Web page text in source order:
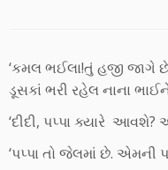
‘કમલ ભઈલા!તું હજી જાગે
ડૂસકાં ભરી રહેલ નાના
‘દીદી, પપ્પા ક્યારે આવશે?
‘પપ્પા તો જેલમાં છે. એમની